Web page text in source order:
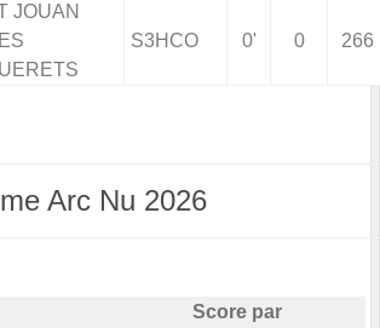
JOUAN
S3HCO 0' 0 266
Arc Nu 2026
Score par